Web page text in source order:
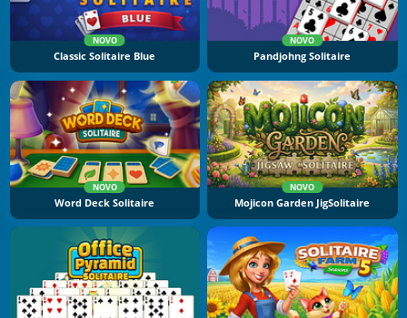
NOVO
Classic Solitaire Blue
NOVO
Pandjohng Solitaire
NOVO
Word Deck Solitaire
NOVO
Mojicon Garden JigSolitaire